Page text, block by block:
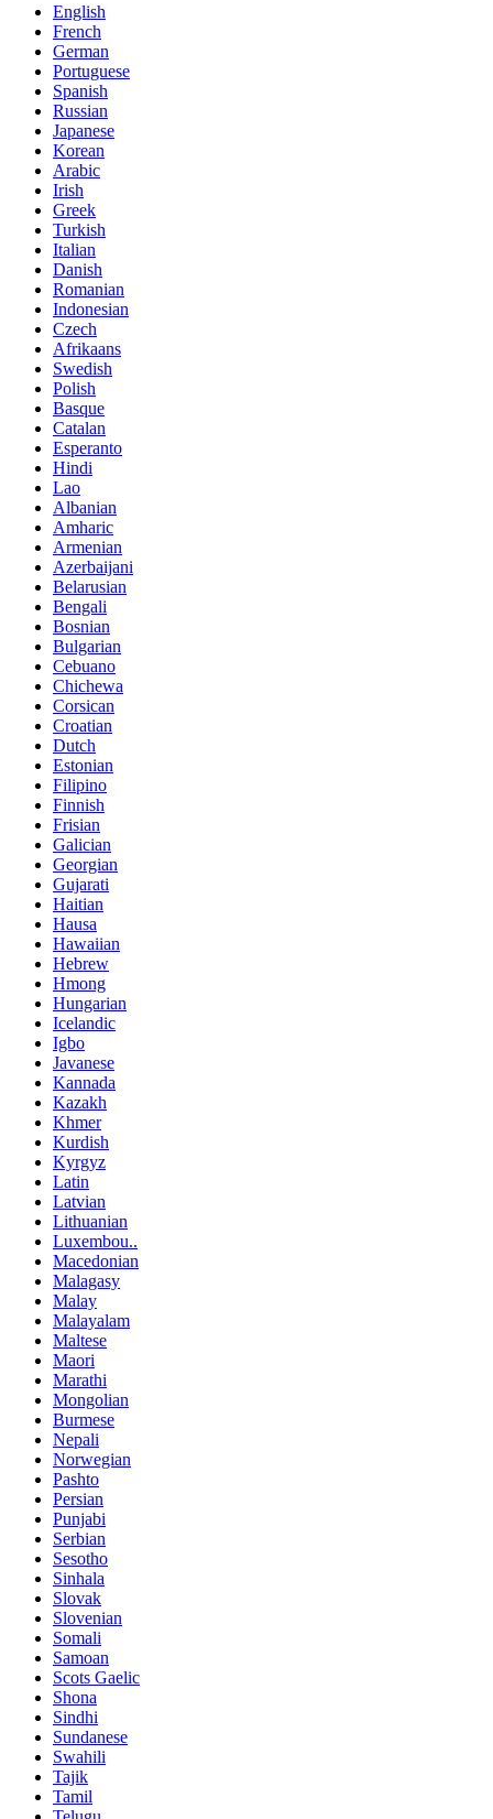
English
French
German
Portuguese
Spanish
Russian
Japanese
Korean
Arabic
Irish
Greek
Turkish
Italian
Danish
Romanian
Indonesian
Czech
Afrikaans
Swedish
Polish
Basque
Catalan
Esperanto
Hindi
Lao
Albanian
Amharic
Armenian
Azerbaijani
Belarusian
Bengali
Bosnian
Bulgarian
Cebuano
Chichewa
Corsican
Croatian
Dutch
Estonian
Filipino
Finnish
Frisian
Galician
Georgian
Gujarati
Haitian
Hausa
Hawaiian
Hebrew
Hmong
Hungarian
Icelandic
Igbo
Javanese
Kannada
Kazakh
Khmer
Kurdish
Kyrgyz
Latin
Latvian
Lithuanian
Luxembou..
Macedonian
Malagasy
Malay
Malayalam
Maltese
Maori
Marathi
Mongolian
Burmese
Nepali
Norwegian
Pashto
Persian
Punjabi
Serbian
Sesotho
Sinhala
Slovak
Slovenian
Somali
Samoan
Scots Gaelic
Shona
Sindhi
Sundanese
Swahili
Tajik
Tamil